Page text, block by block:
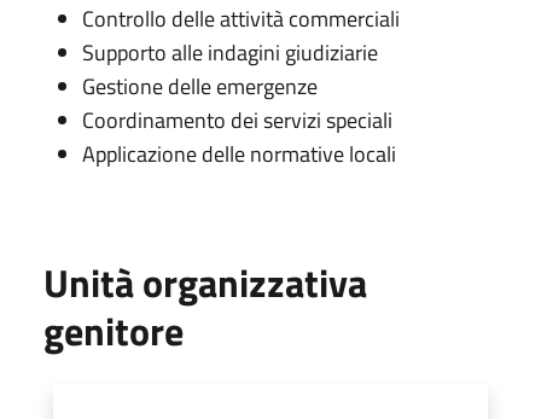
Controllo delle attività commerciali
Supporto alle indagini giudiziarie
Gestione delle emergenze
Coordinamento dei servizi speciali
Applicazione delle normative locali
Unità organizzativa
genitore